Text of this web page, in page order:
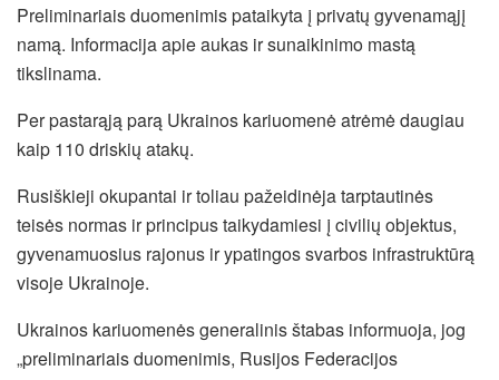
Preliminariais duomenimis pataikyta į privatų gyvenamąjį
namą. Informacija apie aukas ir sunaikinimo mastą
tikslinama.
Per pastarąją parą Ukrainos kariuomenė atrėmė daugiau
kaip 110 driskių atakų.
Rusiškieji okupantai ir toliau pažeidinėja tarptautinės
teisės normas ir principus taikydamiesi į civilių objektus,
gyvenamuosius rajonus ir ypatingos svarbos infrastruktūrą
visoje Ukrainoje.
Ukrainos kariuomenės generalinis štabas informuoja, jog
„preliminariais duomenimis, Rusijos Federacijos